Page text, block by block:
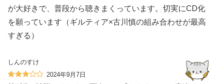
が大好きで、普段から聴きまくっています。切実にCD化
を願っています（ギルティア×古川慎の組み合わせが最高
すぎる）
しんのすけ
2024年9月7日